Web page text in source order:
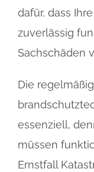
dafür, dass
zuverlässig
Sachschäden
Die
essenziell,
müssen
Ernstfall